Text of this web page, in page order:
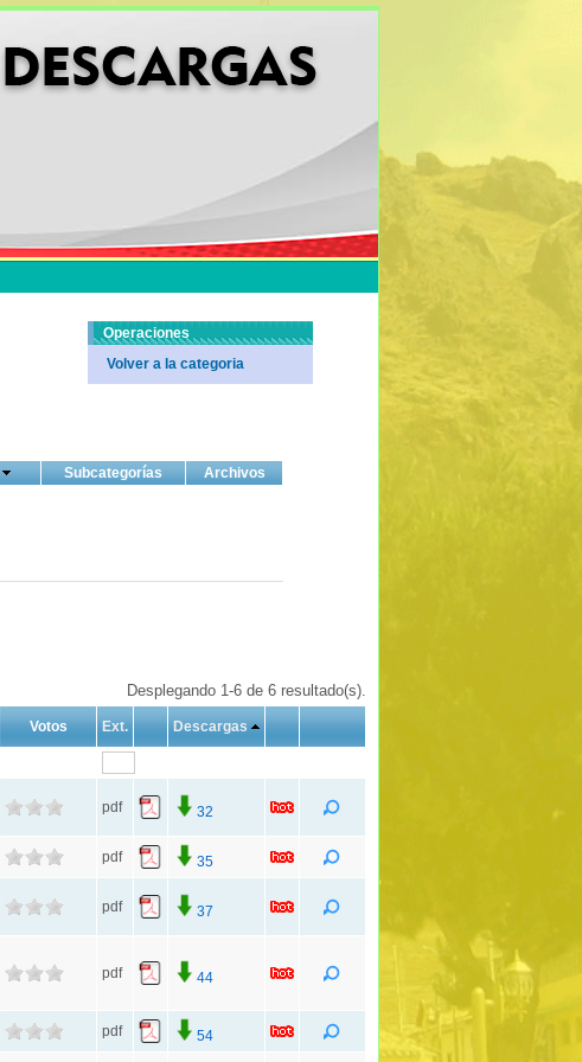
Subcategorías Archivos
Desplegando 1-6 de 6 resultado(s).
Votos Ext. Descargas
pdf 32
pdf
35
pdf 37
pdf 44
pdf
54
Operaciones
Volver a la categoria